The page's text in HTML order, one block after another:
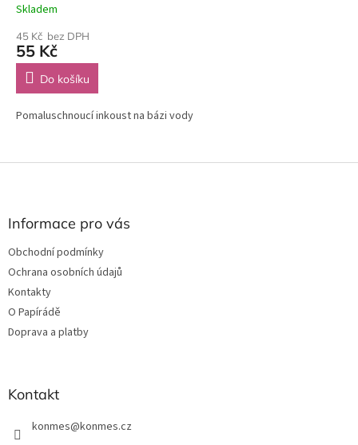
Skladem
45 Kč bez DPH
55 Kč
Do košíku
Pomaluschnoucí inkoust na bázi vody
Z
Informace pro vás
Obchodní podmínky
Ochrana osobních údajů
Kontakty
O Papírádě
Doprava a platby
Kontakt
konmes@konmes.cz